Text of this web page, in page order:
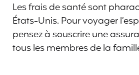
Les frais de santé sont
États-Unis. Pour voyager
pensez à souscrire une
tous les membres de la